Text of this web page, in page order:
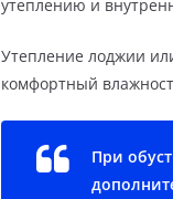
утеплению и
Утепление лоджии
комфортный
При